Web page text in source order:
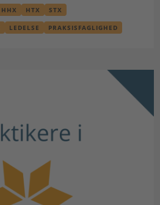
HHX HTX STX
LEDELSE PRAKSISFAGLIGHED